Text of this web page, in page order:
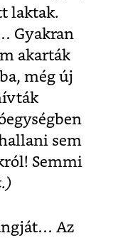
laktak.
Gyakran
akarták
még új
sem
Semmi
Az